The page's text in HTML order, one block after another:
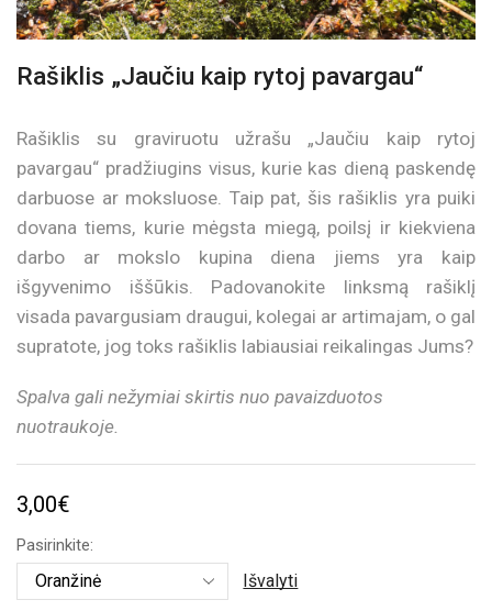
Rašiklis „Jaučiu kaip rytoj pavargau“
Rašiklis su graviruotu užrašu „Jaučiu kaip rytoj
pavargau“ pradžiugins visus, kurie kas dieną paskendę
darbuose ar moksluose. Taip pat, šis rašiklis yra puiki
dovana tiems, kurie mėgsta miegą, poilsį ir kiekviena
darbo ar mokslo kupina diena jiems yra kaip
išgyvenimo iššūkis. Padovanokite linksmą rašiklį
visada pavargusiam draugui, kolegai ar artimajam, o gal
supratote, jog toks rašiklis labiausiai reikalingas Jums?
Spalva gali nežymiai skirtis nuo pavaizduotos
nuotraukoje.
3,00€
Pasirinkite:
Išvalyti